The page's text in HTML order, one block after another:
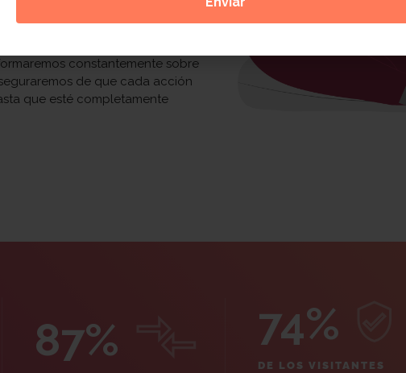
problemas de relaciones
del problema, te ayudaremos a
acción inmediatos y comenzar
constantemente sobre
de que cada acción
que esté completamente
87% 74%
DE LOS VISITANTES